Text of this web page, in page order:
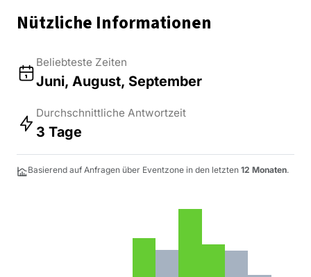
Nützliche Informationen
Beliebteste Zeiten
Juni, August, September
Durchschnittliche Antwortzeit
3 Tage
Basierend auf Anfragen über Eventzone in den letzten 12 Monaten.